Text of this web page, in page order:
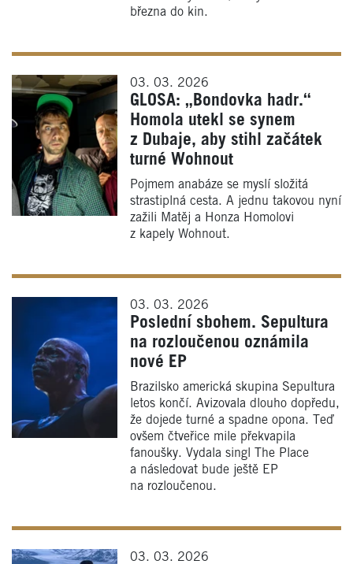
března do kin.
03. 03. 2026
GLOSA: „Bondovka hadr.“
Homola utekl se synem
z Dubaje, aby stihl začátek
turné Wohnout
Pojmem anabáze se myslí složitá
strastiplná cesta. A jednu takovou nyní
zažili Matěj a Honza Homolovi
z kapely Wohnout.
03. 03. 2026
Poslední sbohem. Sepultura
na rozloučenou oznámila
nové EP
Brazilsko americká skupina Sepultura
letos končí. Avizovala dlouho dopředu,
že dojede turné a spadne opona. Teď
ovšem čtveřice mile překvapila
fanoušky. Vydala singl The Place
a následovat bude ještě EP
na rozloučenou.
03. 03. 2026